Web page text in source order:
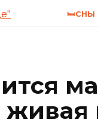
🛏️СНЫ